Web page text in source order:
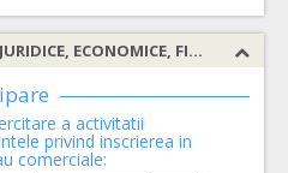
SECTIUNEA III: INFORMATII JURIDICE, ECONOMICE, FINANCIARE SI TEHNICE
a activitatii
privind inscrierea in
comerciale: